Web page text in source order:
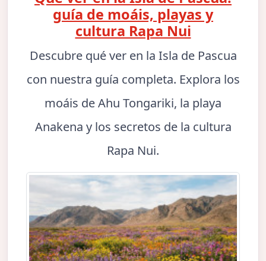
guía de moáis, playas y
cultura Rapa Nui
Descubre qué ver en la Isla de Pascua
con nuestra guía completa. Explora los
moáis de Ahu Tongariki, la playa
Anakena y los secretos de la cultura
Rapa Nui.